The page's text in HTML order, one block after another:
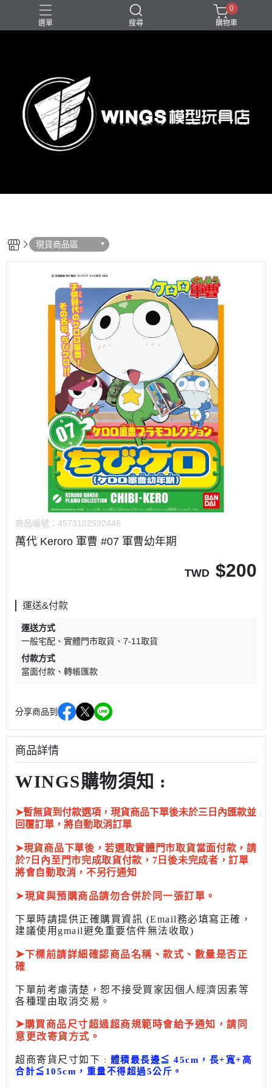
選單 搜尋
0
購物車
現貨商品區
商品編號： 4573102592446
萬代 Keroro 軍曹 #07 軍曹幼年期
TWD $200
運送&付款
運送方式
一般宅配
實體門市取貨
7-11取貨
付款方式
當面付款
轉帳匯款
分享商品到
商品詳情
WINGS購物須知 :
➤暫無貨到付款選項，現貨商品下單後未於三日內匯款並
回覆訂單，將自動取消訂單
➤現貨商品下單後，若選取實體門市取貨當面付款，請
於7日內至門市完成取貨付款，7日後未完成者，訂單
將會自動取消，不另行通知
➤現貨與預購商品請勿合併於同一張訂單。
下單時請提供正確購買資訊 (Email務必填寫正確，
建議使用gmail避免重要信件無法收取)
➤下標前請詳細確認商品名稱、款式、數量是否正
確
下單前考慮清楚，恕不接受買家因個人經濟因素等
各種理由取消交易。
➤購買商品尺寸超過超商規範時會給予通知，請同
意更改寄貨方式。
超商寄貨尺寸如下 : 體積最長邊≦ 45cm，長+寬+高
合計≦ 105cm， 重量不得超過5公斤 。